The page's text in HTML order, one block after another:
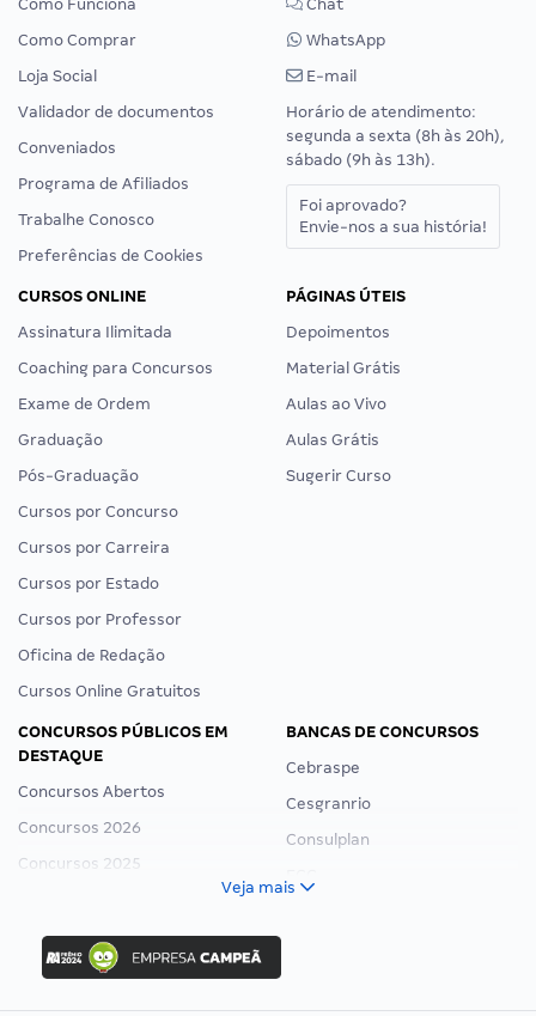
Como Funciona
Como Comprar
Loja Social
Validador de documentos
Conveniados
Programa de Afiliados
Trabalhe Conosco
Preferências de Cookies
Chat
WhatsApp
E-mail
Horário de atendimento:
segunda a sexta (8h às 20h),
sábado (9h às 13h).
Foi aprovado?
Envie-nos a sua história!
CURSOS ONLINE
Assinatura Ilimitada
Coaching para Concursos
Exame de Ordem
Graduação
Pós-Graduação
Cursos por Concurso
Cursos por Carreira
Cursos por Estado
Cursos por Professor
Oficina de Redação
Cursos Online Gratuitos
PÁGINAS ÚTEIS
Depoimentos
Material Grátis
Aulas ao Vivo
Aulas Grátis
Sugerir Curso
CONCURSOS PÚBLICOS EM
DESTAQUE
Concursos Abertos
Concursos 2026
Concursos 2025
Concurso Ibama
Concurso MPU
Editais publicados
BANCAS DE CONCURSOS
Cebraspe
Cesgranrio
Consulplan
Veja mais